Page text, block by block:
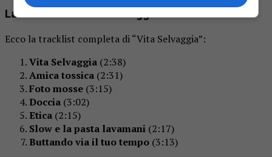
La tracklist di “Vita Selvaggia”
Ecco la tracklist completa di “Vita Selvaggia”:
Vita Selvaggia (2:38)
Amica tossica (2:31)
Foto mosse (3:15)
Doccia (3:02)
Etica (2:15)
Slow e la pasta lavamani (2:17)
Buttando via il tuo tempo (3:13)